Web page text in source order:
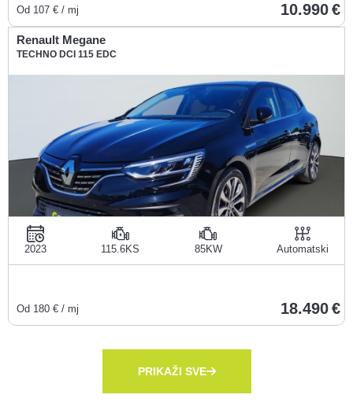
Od 107 € / mj 10.990
Renault Megane
TECHNO DCI 115 EDC
2023 115.6KS 85KW Automatski
Od 180 € / mj 18.490
PRIKAŽI SVE